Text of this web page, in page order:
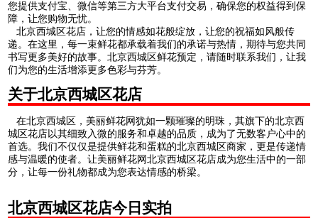
您提供支付宝、微信等第三方大平台支付交易，确保您的权益得到保
障，让您购物无忧。
北京西城区花店，让您的情感如花般绽放，让您的祝福如风般传
递。在这里，每一束鲜花都承载着我们的承诺与热情，期待与您共同
书写更多美好的故事。北京西城区鲜花预定，请随时联系我们，让我
们为您的生活增添更多色彩与芬芳。
关于北京西城区花店
在北京西城区，美丽鲜花网犹如一颗璀璨的明珠，其旗下的北京西
城区花店以其细致入微的服务和卓越的品质，成为了无数客户心中的
首选。我们不仅仅是提供鲜花和蛋糕的北京西城区商家，更是传递情
感与温暖的使者。让美丽鲜花网北京西城区花店成为您生活中的一部
分，让每一份礼物都成为您表达情感的桥梁。
北京西城区花店今日实拍